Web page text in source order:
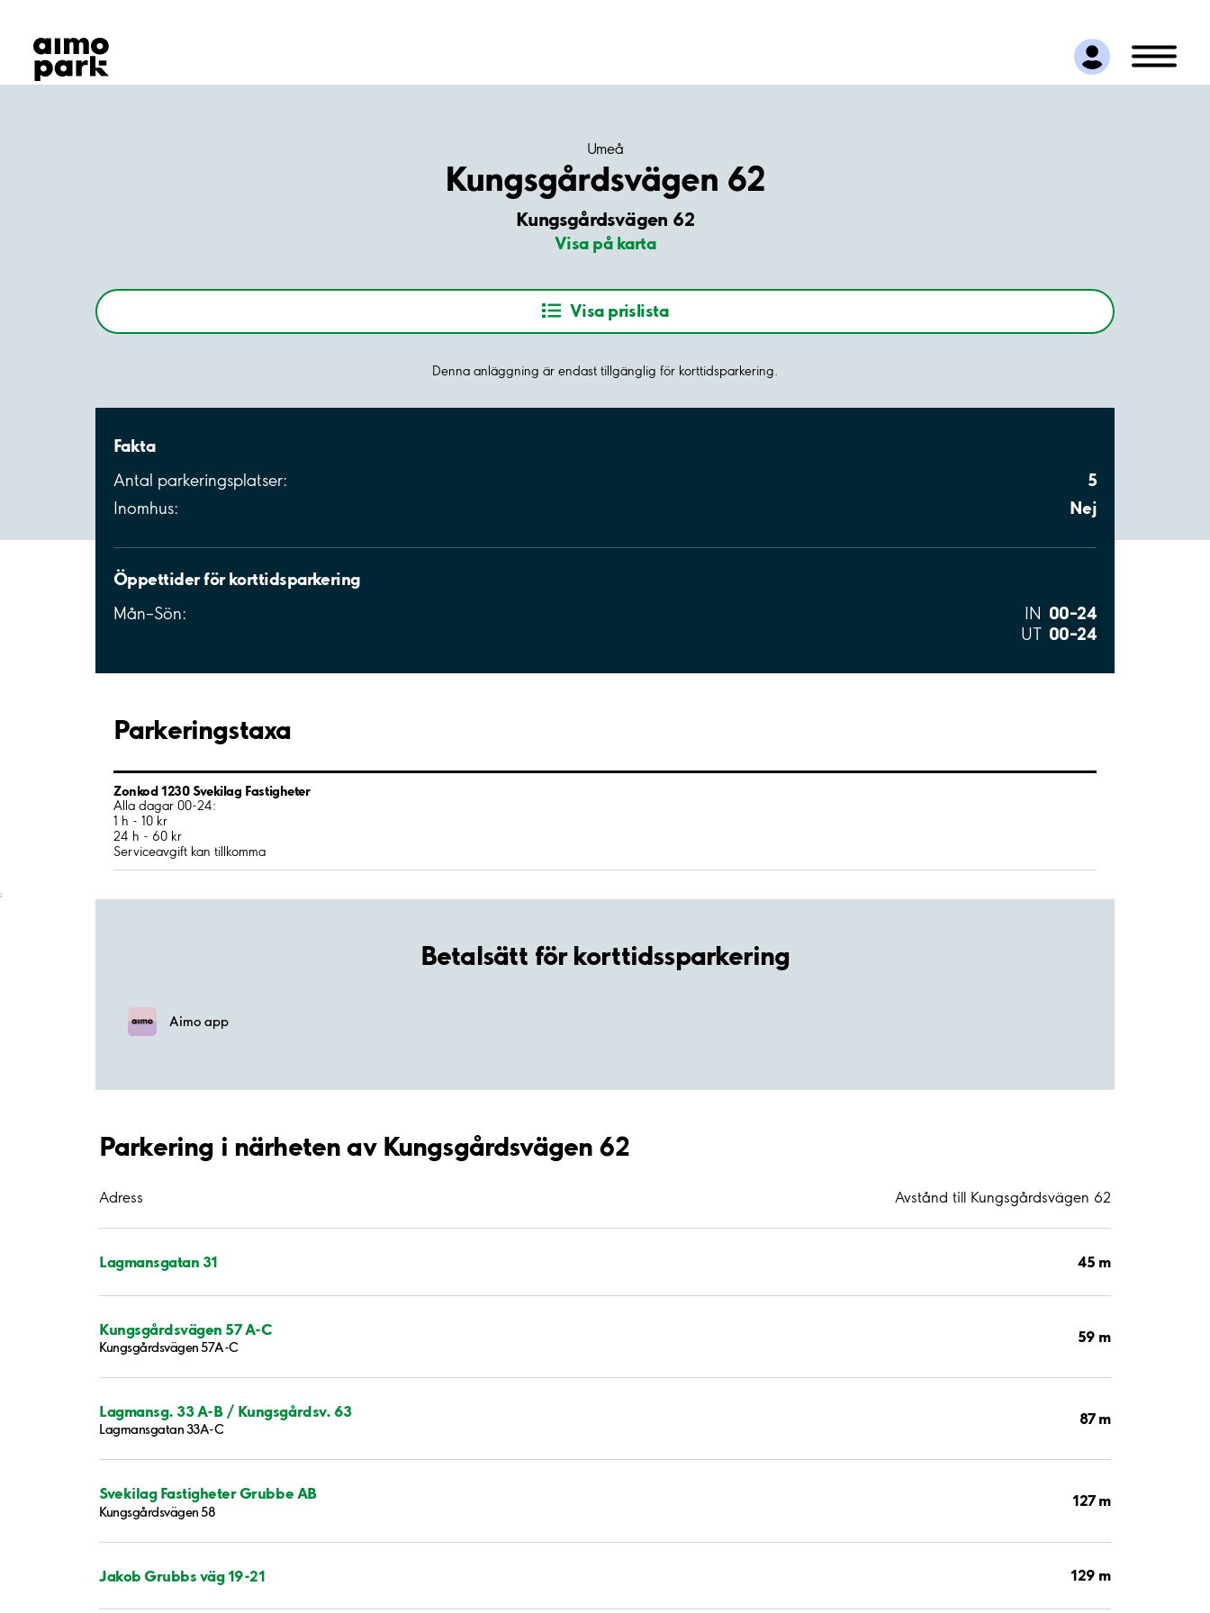
Hitta parkering
Samarbete
Kundservice
Umeå
Kungsgårdsvägen 62
Kungsgårdsvägen 62
Visa på karta
Visa prislista
Denna anläggning är endast tillgänglig för korttidsparkering.
Fakta
Antal parkeringsplatser: 5
Inomhus: Nej
Öppettider för korttidsparkering
Mån–Sön: IN 00–24
UT 00–24
Parkeringstaxa
Zonkod 1230 Svekilag Fastigheter
Alla dagar 00-24:
1 h - 10 kr
24 h - 60 kr
Serviceavgift kan tillkomma
;
Betalsätt för korttidssparkering
Aimo app
Parkering i närheten av Kungsgårdsvägen 62
Adress Avstånd till Kungsgårdsvägen 62
Lagmansgatan 31 45 m
Kungsgårdsvägen 57 A-C
Kungsgårdsvägen 57A-C
59 m
Lagmansg. 33 A-B / Kungsgårdsv. 63
Lagmansgatan 33A-C
87 m
Svekilag Fastigheter Grubbe AB
Kungsgårdsvägen 58
127 m
Jakob Grubbs väg 19-21 129 m